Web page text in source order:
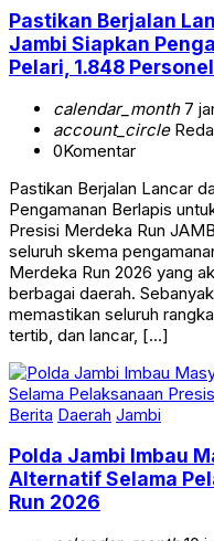
Pastikan Berjalan
Jambi Siapkan
Pelari, 1.848
calendar_month7
account_circle
0Komentar
Pastikan Berjalan Lancar
Pengamanan Berlapis
Presisi Merdeka Run
seluruh skema
Merdeka Run 2026 yang
berbagai daerah.
memastikan seluruh
tertib, dan lancar, […]
Berita Daerah Jambi
Polda Jambi Imbau
Alternatif Selama
Run 2026